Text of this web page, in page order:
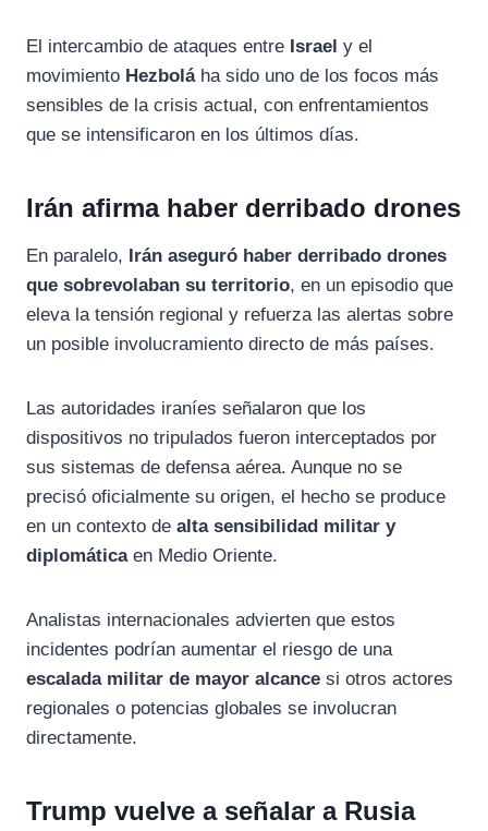
El intercambio de ataques entre Israel y el
movimiento Hezbolá ha sido uno de los focos más
sensibles de la crisis actual, con enfrentamientos
que se intensificaron en los últimos días.
Irán afirma haber derribado drones
En paralelo, Irán aseguró haber derribado drones
que sobrevolaban su territorio, en un episodio que
eleva la tensión regional y refuerza las alertas sobre
un posible involucramiento directo de más países.
Las autoridades iraníes señalaron que los
dispositivos no tripulados fueron interceptados por
sus sistemas de defensa aérea. Aunque no se
precisó oficialmente su origen, el hecho se produce
en un contexto de alta sensibilidad militar y
diplomática en Medio Oriente.
Analistas internacionales advierten que estos
incidentes podrían aumentar el riesgo de una
escalada militar de mayor alcance si otros actores
regionales o potencias globales se involucran
directamente.
Trump vuelve a señalar a Rusia